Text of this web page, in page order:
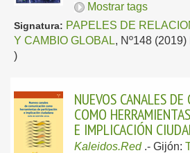
Mostrar tags
Signatura: PAPELES DE
Y CAMBIO GLOBAL, Nº148
)
NUEVOS CANALES
COMO
E IMPLICACIÓN
Kaleidos.Red .- Gijón: